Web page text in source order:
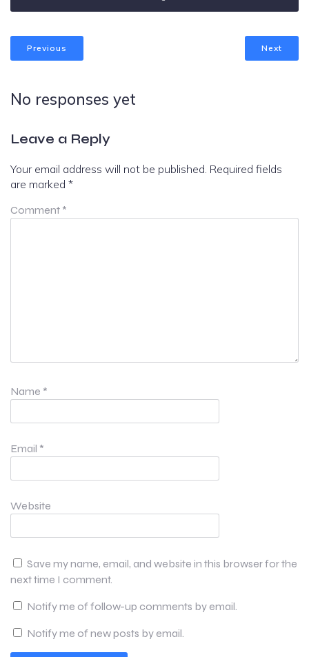
Previous Next
No responses yet
Leave a Reply
Your email address will not be published. Required fields
are marked *
Comment *
Name *
Email *
Website
Save my name, email, and website in this browser for the
next time I comment.
Notify me of follow-up comments by email.
Notify me of new posts by email.